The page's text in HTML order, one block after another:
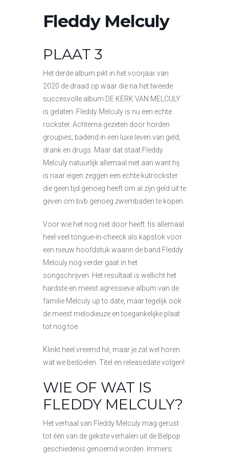
Fleddy Melculy
PLAAT 3
Het derde album pikt in het voorjaar van
2020 de draad op waar die na het tweede
succesvolle album DE KERK VAN MELCULY
is gelaten: Fleddy Melculy is nu een echte
rockster. Achterna gezeten door horden
groupies; badend in een luxe leven van geld,
drank en drugs. Maar dat staat Fleddy
Melculy natuurlijk allemaal niet aan want hij
is naar eigen zeggen een echte kutrockster
die geen tijd genoeg heeft om al zijn geld uit te
geven om bvb genoeg zwembaden te kopen.
Voor wie het nog niet door heeft: tis allemaal
heel veel tongue-in-cheeck als kapstok voor
een nieuw hoofdstuk waarin de band Fleddy
Melculy nog verder gaat in het
songschrijven. Het resultaat is wellicht het
hardste en meest agressieve album van de
familie Melculy up to date, maar tegelijk ook
de meest melodieuze en toegankelijke plaat
tot nog toe.
Klinkt heel vreemd hé, maar je zal wel horen
wat we bedoelen. Titel en releasedate volgen!
WIE OF WAT IS
FLEDDY MELCULY?
Het verhaal van Fleddy Melculy mag gerust
tot één van de gekste verhalen uit de Belpop
geschiedenis genoemd worden. Immers: